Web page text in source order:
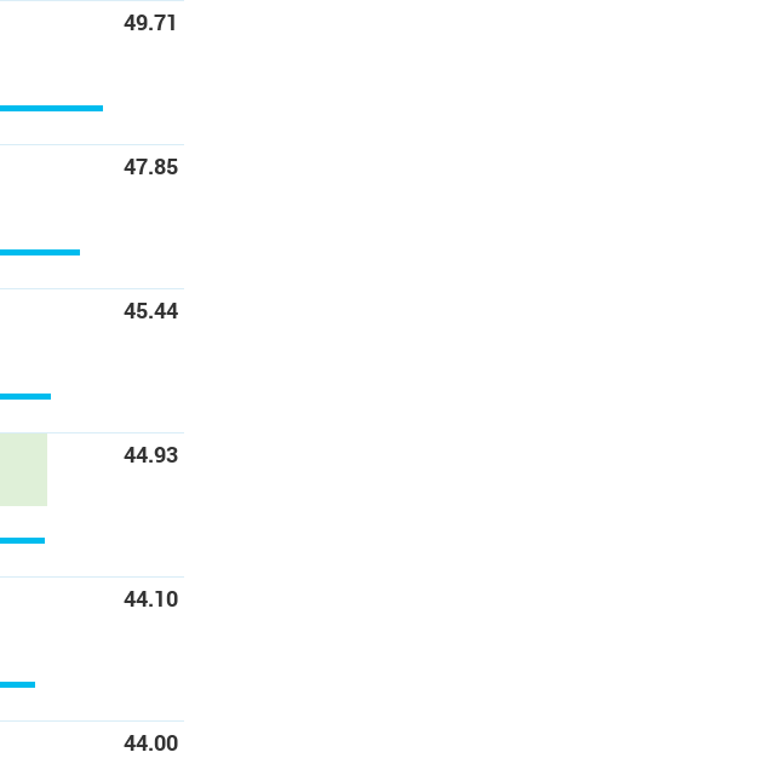
49.71
47.85
45.44
44.93
44.10
44.00